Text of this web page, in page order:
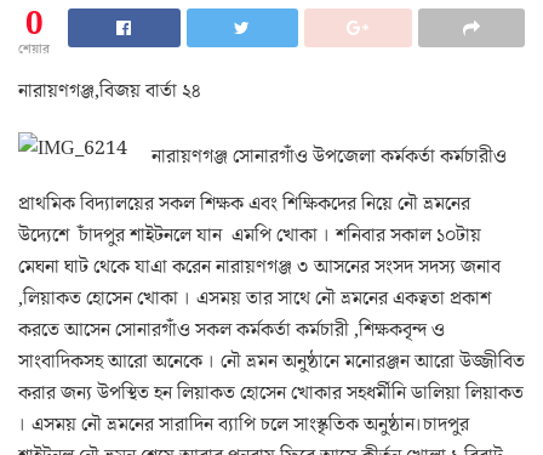
0
শেয়ার
নারায়ণগঞ্জ,বিজয় বার্তা ২৪
নারায়ণগঞ্জ সোনারগাঁও উপজেলা কর্মকর্তা কর্মচারীও
প্রাথমিক বিদ্যালয়ের সকল শিক্ষক এবং শিক্ষিকদের নিয়ে নৌ ভ্রমনের
উদ্যেশে চাঁদপুর শাইটনলে যান এমপি খোকা । শনিবার সকাল ১০টায়
মেঘনা ঘাট থেকে যাএা করেন নারায়ণগঞ্জ ৩ আসনের সংসদ সদস্য জনাব
,লিয়াকত হোসেন খোকা । এসময় তার সাথে নৌ ভ্রমনের একত্বতা প্রকাশ
করতে আসেন সোনারগাঁও সকল কর্মকর্তা কর্মচারী ,শিক্ষকবৃন্দ ও
সাংবাদিকসহ আরো অনেকে । নৌ ভ্রমন অনুষ্ঠানে মনোরঞ্জন আরো উজ্জীবিত
করার জন্য উপস্থিত হন লিয়াকত হোসেন খোকার সহধর্মীনি ডালিয়া লিয়াকত
। এসময় নৌ ভ্রমনের সারাদিন ব্যাপি চলে সাংস্কৃতিক অনুষ্ঠান।চাদপুর